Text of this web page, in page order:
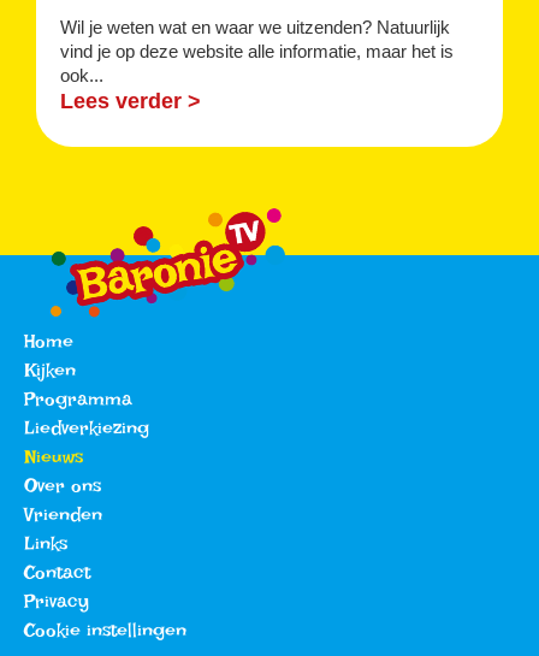
Wil je weten wat en waar we uitzenden? Natuurlijk
vind je op deze website alle informatie, maar het is
ook...
Lees verder >
Home
Kijken
Programma
Liedverkiezing
Nieuws
Over ons
Vrienden
Links
Contact
Privacy
Cookie instellingen